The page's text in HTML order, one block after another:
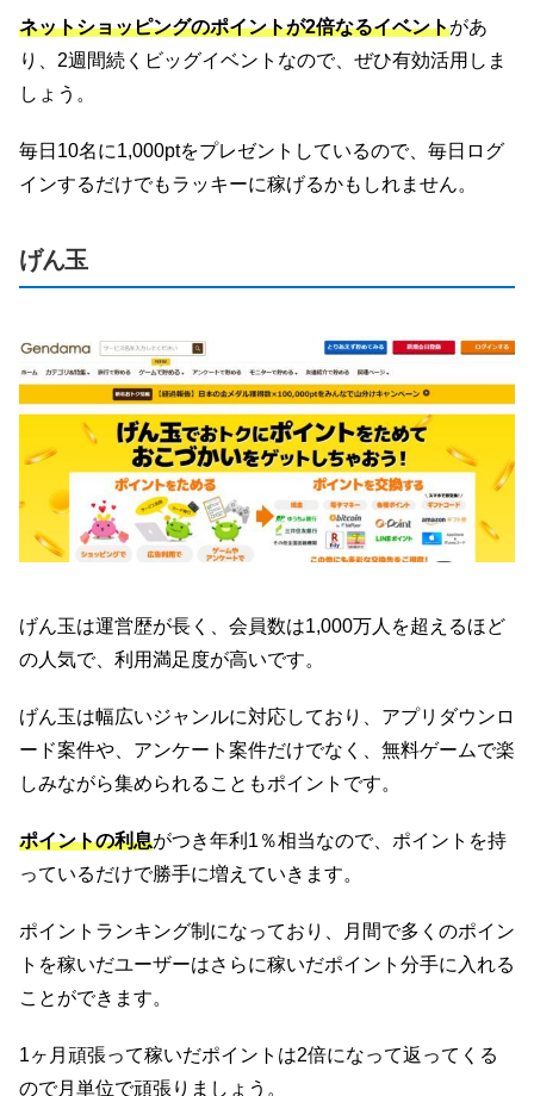
ネットショッピングのポイントが2倍なるイベントがあ
り、2週間続くビッグイベントなので、ぜひ有効活用しま
しょう。
毎日10名に1,000ptをプレゼントしているので、毎日ログ
インするだけでもラッキーに稼げるかもしれません。
げん玉
げん玉は運営歴が長く、会員数は1,000万人を超えるほど
の人気で、利用満足度が高いです。
げん玉は幅広いジャンルに対応しており、アプリダウンロ
ード案件や、アンケート案件だけでなく、無料ゲームで楽
しみながら集められることもポイントです。
ポイントの利息がつき年利1％相当なので、ポイントを持
っているだけで勝手に増えていきます。
ポイントランキング制になっており、月間で多くのポイン
トを稼いだユーザーはさらに稼いだポイント分手に入れる
ことができます。
1ヶ月頑張って稼いだポイントは2倍になって返ってくる
ので月単位で頑張りましょう。